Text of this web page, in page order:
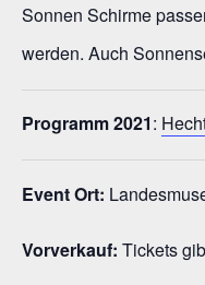
Sonnen Schirme
werden. Auch
Programm 2021:
Event Ort:
Vorverkauf: Tickets